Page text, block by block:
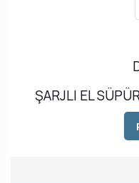
ŞARJLI EL